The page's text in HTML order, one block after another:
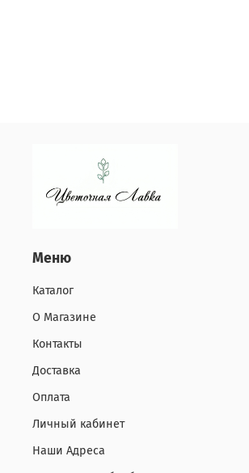
Меню
Каталог
О Магазине
Контакты
Доставка
Оплата
Личный кабинет
Наши Адреса